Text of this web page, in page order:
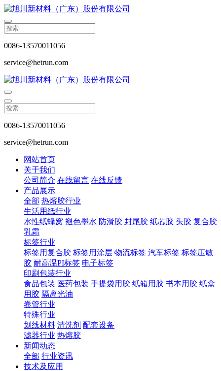
0086-13570011056
service@hetrun.com
0086-13570011056
service@hetrun.com
网站首页
关于我们
公司简介 在线留言 在线反馈
产品展示
全部 热熔胶行业
生活用纸行业
水性纸蜂窝 褪色墨水 防滑胶 封尾胶 纸芯胶 头胶 复合胶
乳霜
标签行业
标签用复合胶 标签用涂层 物流标签 汽车标签 标签压敏
胶 耐高温PI标签 电子标签
印刷包装行业
食品包装 医药包装 手提袋用胶 纸箱用胶 书本用胶 纸盒
用胶 隔离光油
卷管行业
特殊行业
划线材料 清洗剂 配套设备
滤器行业 热熔胶
新闻动态
全部 行业资讯
技术及应用